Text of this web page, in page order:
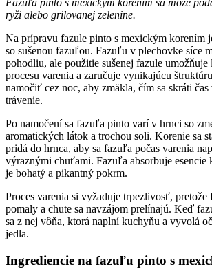
Fazuľa pinto s mexickým korením sa môže
ryži alebo grilovanej zelenine.
Na prípravu fazule pinto s mexickým korením
so sušenou fazuľou. Fazuľu v plechovke síce
pohodliu, ale použitie sušenej fazule umožňuje
procesu varenia a zaručuje vynikajúcu
namočiť cez noc, aby zmäkla, čím sa skráti
trávenie.
Po namočení sa fazuľa pinto varí v hrnci so
aromatických látok a trochou soli. Korenie sa
pridá do hrnca, aby sa fazuľa počas varenia
výraznými chuťami. Fazuľa absorbuje esencie
je bohatý a pikantný pokrm.
Proces varenia si vyžaduje trpezlivosť, pretože
pomaly a chute sa navzájom prelínajú. Keď
sa z nej vôňa, ktorá naplní kuchyňu a vyvolá
jedla.
Ingrediencie na fazuľu pinto s